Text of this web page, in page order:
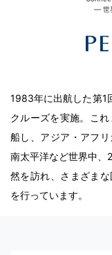
― 世
1983年に出航した第1
クルーズを実施。こ
船し、アジア・アフ
南太平洋など世界中、
然を訪れ、さまざま
を行っています。